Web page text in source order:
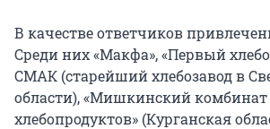
В качестве ответчиков
Среди них «Макфа», «Первый
СМАК (старейший хлебозавод в
области), «Мишкинский комбинат
хлебопродуктов» (Курганская